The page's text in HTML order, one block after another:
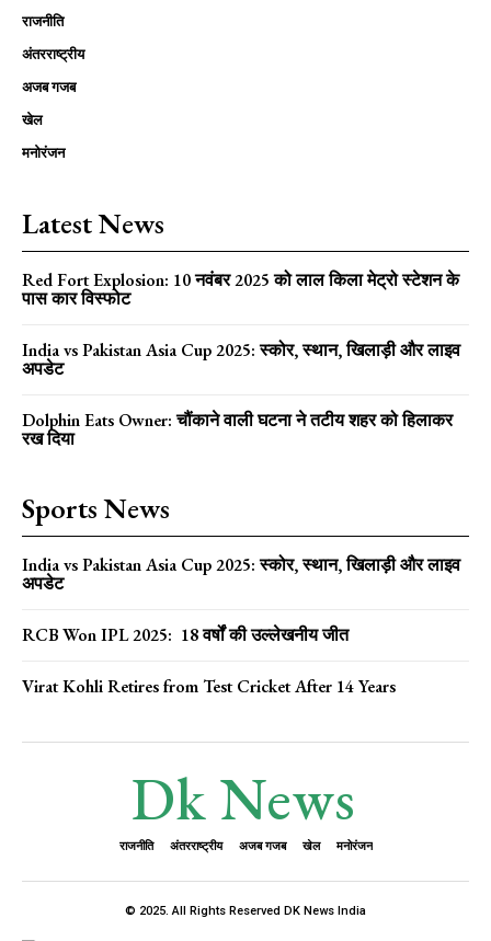
राजनीति
अंतरराष्ट्रीय
अजब गजब
खेल
मनोरंजन
Latest News
Red Fort Explosion: 10 नवंबर 2025 को लाल किला मेट्रो स्टेशन के
पास कार विस्फोट
India vs Pakistan Asia Cup 2025: स्कोर, स्थान, खिलाड़ी और लाइव
अपडेट
Dolphin Eats Owner: चौंकाने वाली घटना ने तटीय शहर को हिलाकर
रख दिया
Sports News
India vs Pakistan Asia Cup 2025: स्कोर, स्थान, खिलाड़ी और लाइव
अपडेट
RCB Won IPL 2025: 18 वर्षों की उल्लेखनीय जीत
Virat Kohli Retires from Test Cricket After 14 Years
Dk News
राजनीति अंतरराष्ट्रीय अजब गजब खेल मनोरंजन
© 2025. All Rights Reserved DK News India